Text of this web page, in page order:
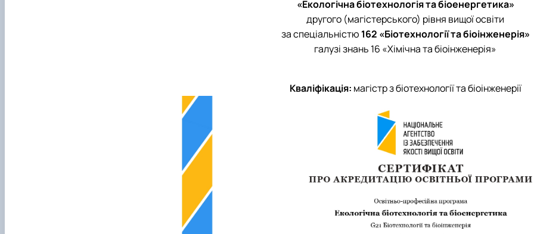
ІІ етап Всеукраїнської олімпіади з дисципліни "Загальна екологія"
Забезпечення ОПП «Екологічна біотехнологія та біоенергетика»
Забезпечення ОПП «Екологія та охорона навколишнього
Забезпечення ОПП «Екологічний контроль та аудит»
«Екологічна біотехнологія та біоенергетика»
другого (магістерського) рівня вищої освіти
за спеціальністю 162 «Біотехнології та біоінженерія»
галузі знань 16 «Хімічна та біоінженерія»
Кваліфікація: магістр з біотехнології та біоінженерії